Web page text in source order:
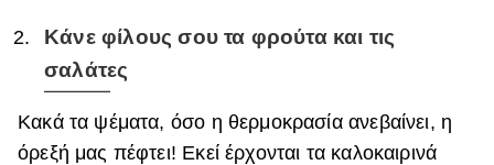
Κάνε φίλους σου τα φρούτα και τις
σαλάτες
Κακά τα ψέματα, όσο η θερμοκρασία ανεβαίνει, η
όρεξή μας πέφτει! Εκεί έρχονται τα καλοκαιρινά